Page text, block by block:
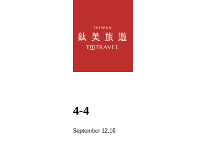
4-4
September 12,16